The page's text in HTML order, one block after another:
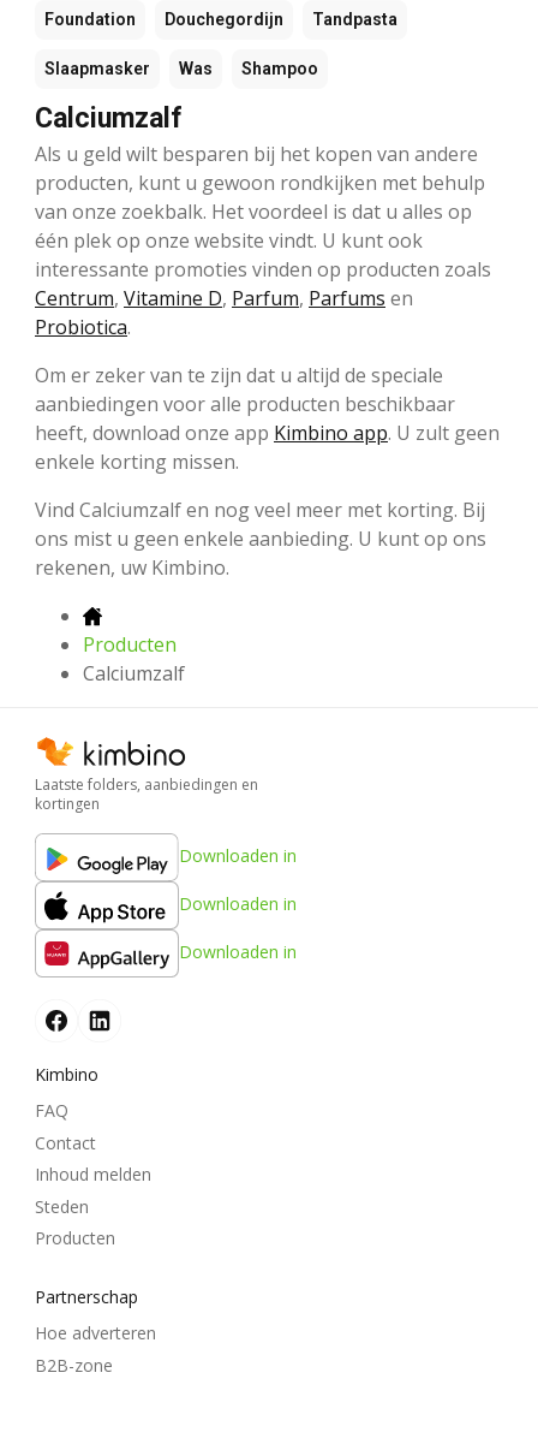
Foundation Douchegordijn Tandpasta
Slaapmasker Was Shampoo
Calciumzalf
Als u geld wilt besparen bij het kopen van andere
producten, kunt u gewoon rondkijken met behulp
van onze zoekbalk. Het voordeel is dat u alles op
één plek op onze website vindt. U kunt ook
interessante promoties vinden op producten zoals
Centrum, Vitamine D, Parfum, Parfums en
Probiotica.
Om er zeker van te zijn dat u altijd de speciale
aanbiedingen voor alle producten beschikbaar
heeft, download onze app Kimbino app. U zult geen
enkele korting missen.
Vind Calciumzalf en nog veel meer met korting. Bij
ons mist u geen enkele aanbieding. U kunt op ons
rekenen, uw Kimbino.
Producten
Calciumzalf
Laatste folders, aanbiedingen en
kortingen
Downloaden in
Downloaden in
Downloaden in
Kimbino
FAQ
Contact
Inhoud melden
Steden
Producten
Partnerschap
Hoe adverteren
B2B-zone